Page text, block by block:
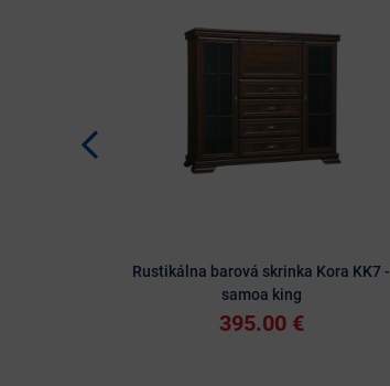
Rustikálna barová skrinka Kora KK7 -
samoa king
395.00 €